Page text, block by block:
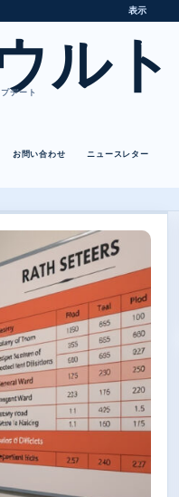
表示
ル
デート
お問い合わせ ニュースレター